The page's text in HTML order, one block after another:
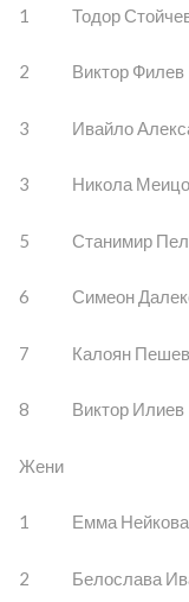
1 Тодор
2 Виктор
3 Ивайло
3 Никола
5 Станимир
6 Симеон
7 Калоян Пешев
8 Виктор
Жени
1 Емма Нейкова
2 Белослава